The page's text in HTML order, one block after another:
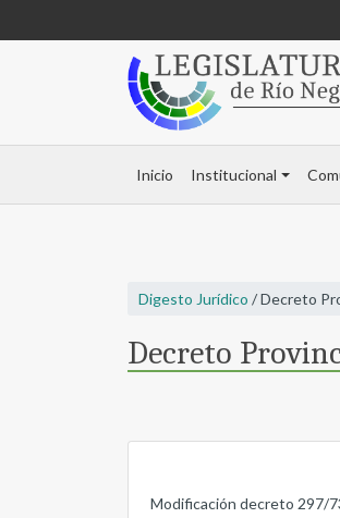
Inicio Institucional
Digesto Jurídico / Decreto
Decreto
Modificación decreto 297/